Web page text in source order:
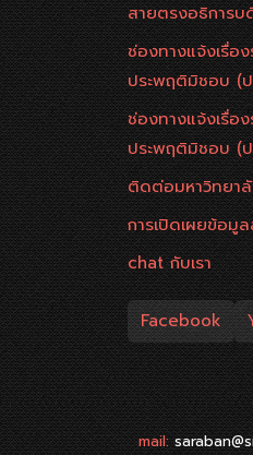
สายตรงอธิการบ
ช่องทางแจ้งเรื่อ
ประพฤติมิชอบ (
ช่องทางแจ้งเรื่อ
ประพฤติมิชอบ (
ติดต่อมหาวิทยา
การเปิดเผยข้อมู
chat กับเรา
Facebook
mail: